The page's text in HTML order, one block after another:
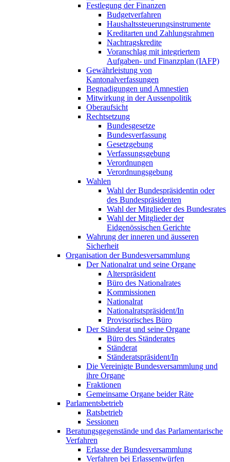
Festlegung der Finanzen
Budgetverfahren
Haushaltssteuerungsinstrumente
Kreditarten und Zahlungsrahmen
Nachtragskredite
Voranschlag mit integriertem
Aufgaben- und Finanzplan (IAFP)
Gewährleistung von
Kantonalverfassungen
Begnadigungen und Amnestien
Mitwirkung in der Aussenpolitik
Oberaufsicht
Rechtsetzung
Bundesgesetze
Bundesverfassung
Gesetzgebung
Verfassungsgebung
Verordnungen
Verordnungsgebung
Wahlen
Wahl der Bundespräsidentin oder
des Bundespräsidenten
Wahl der Mitglieder des Bundesrates
Wahl der Mitglieder der
Eidgenössischen Gerichte
Wahrung der inneren und äusseren
Sicherheit
Organisation der Bundesversammlung
Der Nationalrat und seine Organe
Alterspräsident
Büro des Nationalrates
Kommissionen
Nationalrat
Nationalratspräsident/In
Provisorisches Büro
Der Ständerat und seine Organe
Büro des Ständerates
Ständerat
Ständeratspräsident/In
Die Vereinigte Bundesversammlung und
ihre Organe
Fraktionen
Gemeinsame Organe beider Räte
Parlamentsbetrieb
Ratsbetrieb
Sessionen
Beratungsgegenstände und das Parlamentarische
Verfahren
Erlasse der Bundesversammlung
Verfahren bei Erlassentwürfen